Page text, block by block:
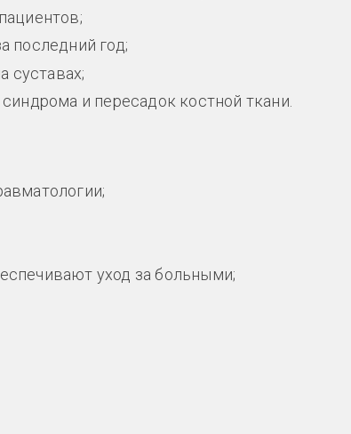
последний год;
суставах;
и пересадок костной ткани.
уход за больными;